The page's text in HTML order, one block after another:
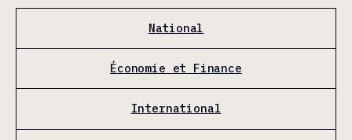
National
Économie et Finance
International